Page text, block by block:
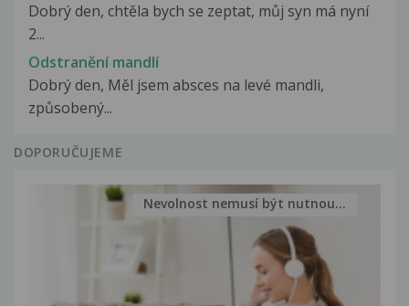
Dobrý den, chtěla bych se zeptat, můj syn má nyní
2...
Odstranění mandlí
Dobrý den, Měl jsem absces na levé mandli,
způsobený...
DOPORUČUJEME
Nevolnost nemusí být nutnou...